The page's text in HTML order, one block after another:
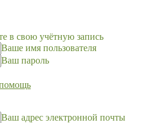
в свою учётную запись
Ваше имя пользователя
Ваш пароль
Ваш адрес электронной почты